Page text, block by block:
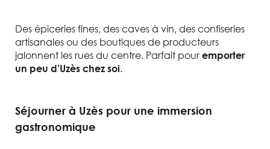
Des épiceries fines, des caves à vin, des confiseries
artisanales ou des boutiques de producteurs
jalonnent les rues du centre. Parfait pour emporter
un peu d’Uzès chez soi.
Séjourner à Uzès pour une immersion
gastronomique